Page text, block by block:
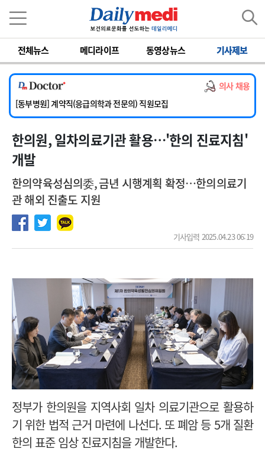
전체뉴스 메디라이프 동영상뉴스 기사제보
의사 채용
[서울아산병원] 2026년 하반기 인턴 모집
[영남대학교의료원] 마취통증의학과 임기제 임상의사 채용
[충남대학교병원] 소아청소년과(소아응급전담) 계약직 의사 공개채용
[동부병원] 계약직(응급의학과 전문의) 직원모집
[이대목동병원] 하반기 전공의(레지던트1년차) 모집
[서울아산병원] 2026년 하반기 인턴 모집
[영남대학교의료원] 마취통증의학과 임기제 임상의사 채용
한의원, 일차의료기관 활용…'한의 진료지침'
개발
한의약육성심의委, 금년 시행계획 확정…한의의료기
관 해외 진출도 지원
기사입력 2025.04.23 06:19
정부가 한의원을 지역사회 일차 의료기관으로 활용하
기 위한 법적 근거 마련에 나선다. 또 폐암 등 5개 질환
한의 표준 임상 진료지침을 개발한다.